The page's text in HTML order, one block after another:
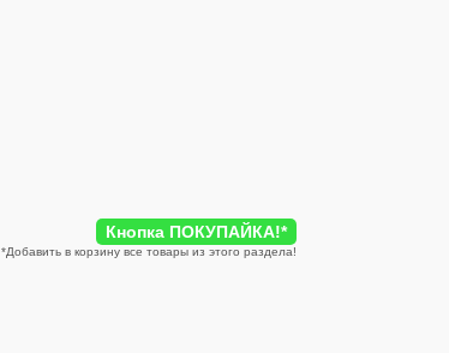
Кнопка ПОКУПАЙКА!*
*Добавить в корзину все товары из этого раздела!